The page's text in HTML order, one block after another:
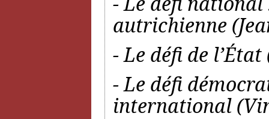
autrichienne
- Le défi de
- Le défi
international